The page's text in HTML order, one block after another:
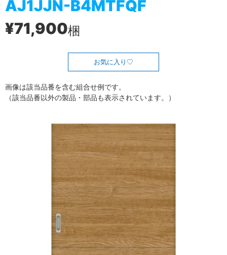
AJ1JJN-B4MTFQF
¥71,900梱
お気に入り
画像は該当品番を含む組合せ例です。
（該当品番以外の製品・部品も表示されています。）